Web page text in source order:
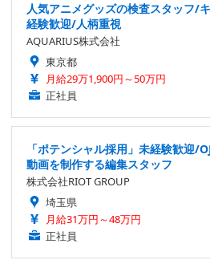
人気アニメグッズの検査スタッフ/
経験歓迎/人柄重視
AQUARIUS株式会社
東京都
月給29万1,900円～50万円
正社員
「ポテンシャル採用」未経験歓迎/
動画を制作する編集スタッフ
株式会社RIOT GROUP
埼玉県
月給31万円～48万円
正社員